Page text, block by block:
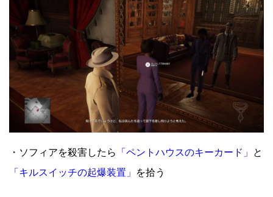
・ソフィアを殺害したら 「ペントハウスのキーカード」
と
「キルスイッチの起爆装置」
を拾う